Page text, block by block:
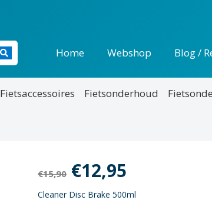
Home Webshop Blog /
Fietsaccessoires Fietsonderhoud
€15,90 Oorspronkelijke
prijs
€12,95
prijs
Cleaner Disc Brake 500ml